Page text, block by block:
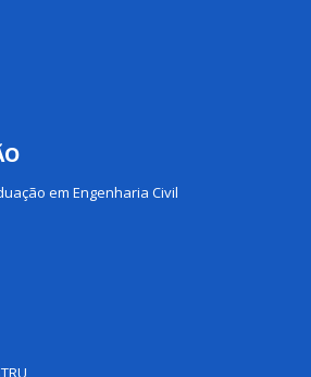
em Engenharia Civil